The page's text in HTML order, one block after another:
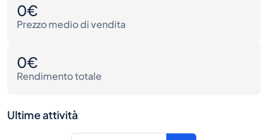
0€
Prezzo medio di vendita
0€
Rendimento totale
Ultime attività